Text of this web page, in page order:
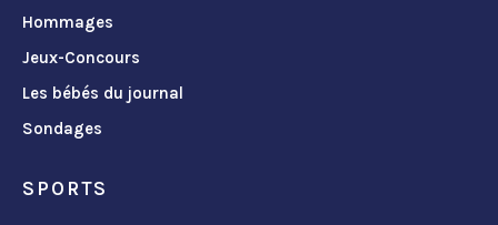
Hommages
Jeux-Concours
Les bébés du journal
Sondages
SPORTS